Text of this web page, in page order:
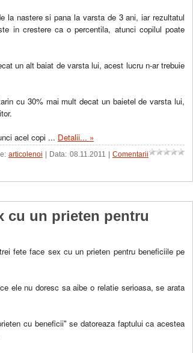
la nastere si pana la varsta de 3 ani, iar rezultatul
in crestere ca o percentila, atunci copilul poate
un alt baiat de varsta lui, acest lucru n-ar trebuie
cu 30% mai mult decat un baietel de varsta lui,
acel copi ... Detalii... »
articolenoi | Data: 08.11.2011 |Comentarii
cu un prieten pentru
fete face sex cu un prieten pentru beneficiile pe
ele nu doresc sa aibe o relatie serioasa, se arata
cu beneficii" se datoreaza faptului ca acestea